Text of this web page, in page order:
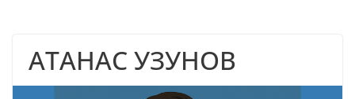
АТАНАС УЗУНОВ